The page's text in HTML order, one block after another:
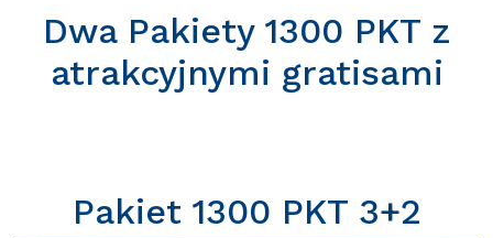
Dwa Pakiety 1300 PKT z
atrakcyjnymi gratisami
Pakiet 1300 PKT 3+2